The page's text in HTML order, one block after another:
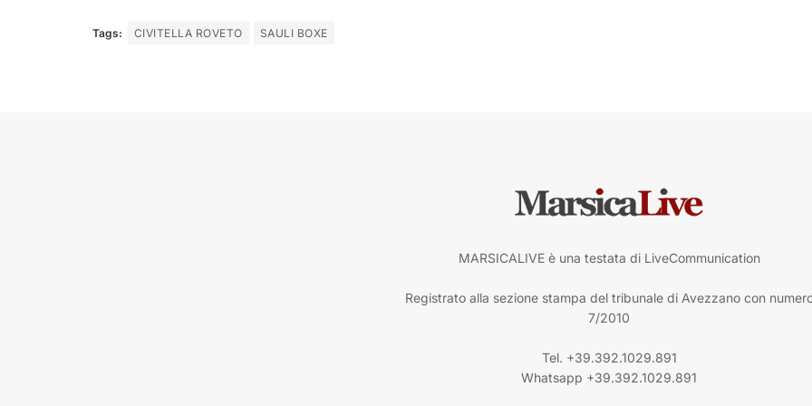
Tags: CIVITELLA ROVETO SAULI BOXE
MARSICALIVE è una testata di LiveCommunication
Registrato alla sezione stampa del tribunale di Avezzano con
7/2010
Tel. +39.392.1029.891
Whatsapp +39.392.1029.891